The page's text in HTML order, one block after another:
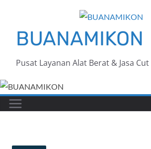
BUANAMIKON
Pusat Layanan Alat Berat & Jasa